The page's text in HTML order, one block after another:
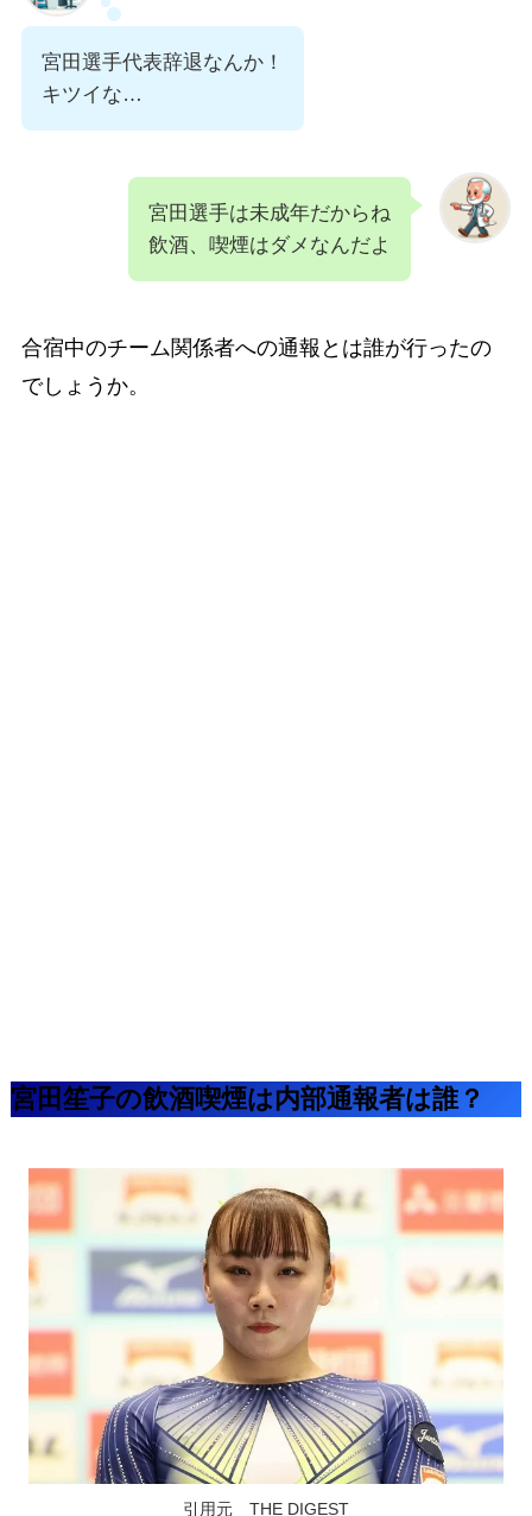
宮田選手代表辞退なんか！
キツイな…
宮田選手は未成年だからね
飲酒、喫煙はダメなんだよ
合宿中のチーム関係者への通報とは誰が行ったの
でしょうか。
宮田笙子の飲酒喫煙は内部通報者は誰？
引用元 THE DIGEST